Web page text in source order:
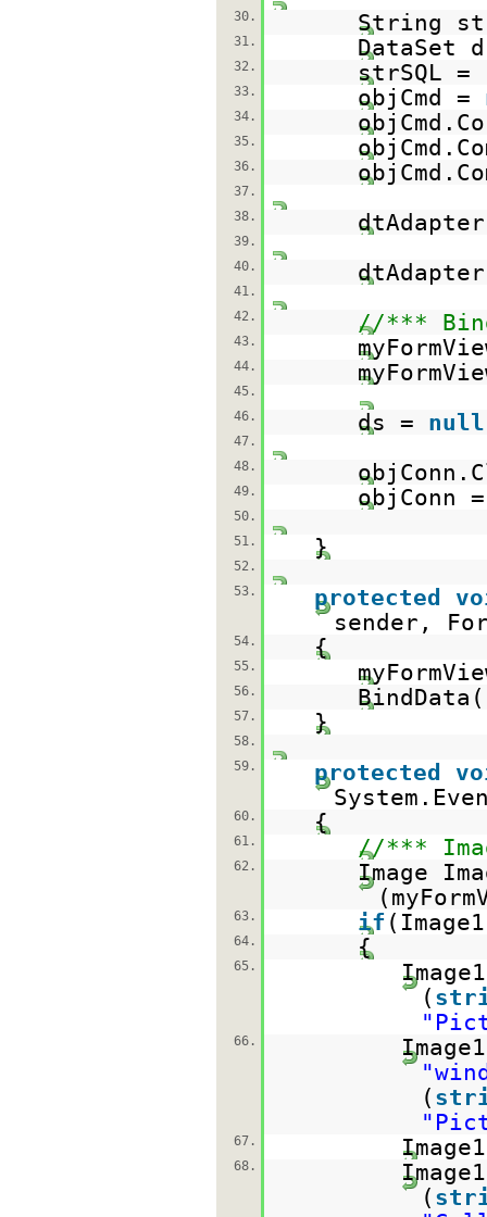
30.
String
31. DataSet
32. strSQL =
33. objCmd =
34.
35.
36.
37.
38.
39.
40.
41.
42.
//***
43.
44.
45.
46.
ds = null
47.
48.
49. objConn
50.
51.
}
52.
53.
protected
sender,
54. {
55.
56.
57. }
58.
59.
protected
60. {
61. //***
62.
Image
63. if
64. {
65.
(
66.
(
67.
68.
(